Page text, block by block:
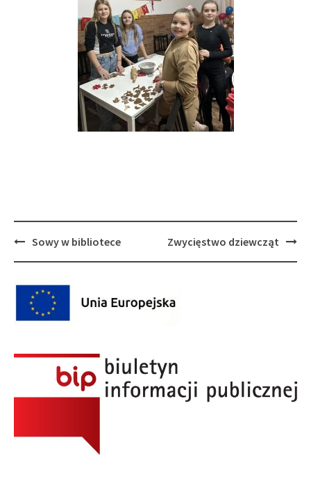
PostSowy w bibliotece Zwycięstwo dziewcząt